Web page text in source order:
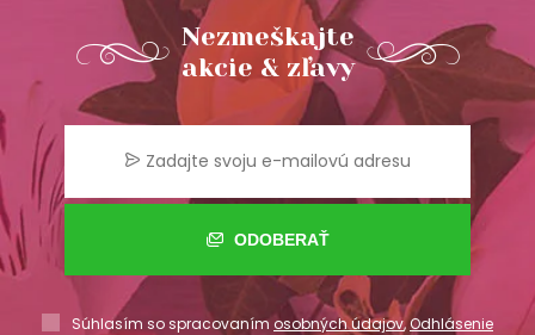
Nezmeškajte
akcie & zľavy
ODOBERAŤ
Súhlasím so spracovaním osobných údajov,Odhlásenie